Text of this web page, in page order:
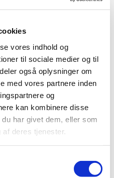
vores indhold og
til sociale medier og til
også oplysninger om
med vores partnere inden
og
kan kombinere disse
har givet dem, eller som
deres tjenester.